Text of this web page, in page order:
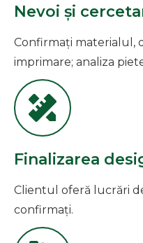
Nevoi și
Confirmați materialul,
imprimare; analiza
Finalizarea
Clientul oferă lucrări
confirmați.